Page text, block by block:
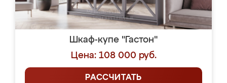
Шкаф-купе "Гастон"
Цена: 108 000 руб.
РАССЧИТАТЬ